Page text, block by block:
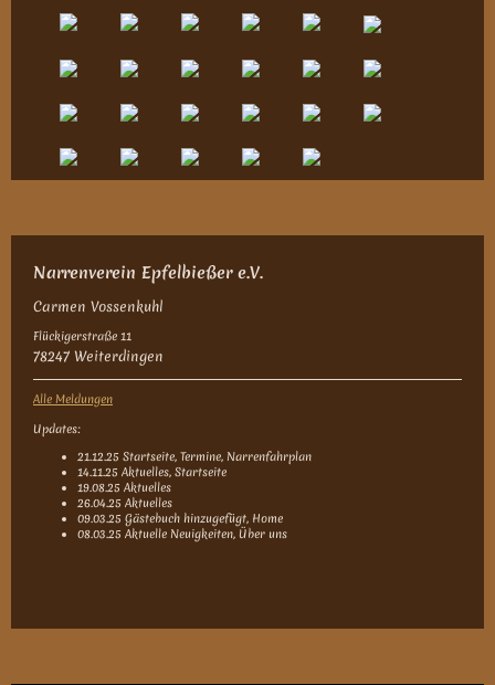
Narrenverein Epfelbießer e.V.
Carmen Vossenkuhl
Flückigerstraße 11
78247 Weiterdingen
Alle Meldungen
Updates:
21.12.25 Startseite, Termine, Narrenfahrplan
14.11.25 Aktuelles, Startseite
19.08.25 Aktuelles
26.04.25 Aktuelles
09.03.25 Gästebuch hinzugefügt, Home
08.03.25 Aktuelle Neuigkeiten, Über uns